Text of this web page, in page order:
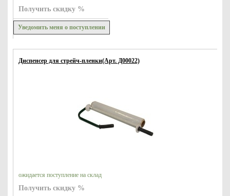
Получить скидку %
Уведомить меня о поступлении
Диспенсер для стрейч-пленки(Арт. Д00022)
ожидается поступление на склад
Получить скидку %